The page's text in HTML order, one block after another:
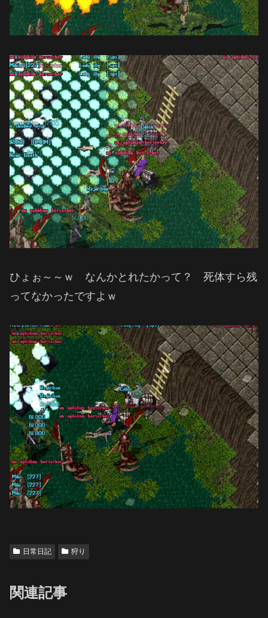
ひょぉ～～ｗ なんかとれたかって？ 死体すら残
ってなかったですよｗ
日常日記 狩り
関連記事